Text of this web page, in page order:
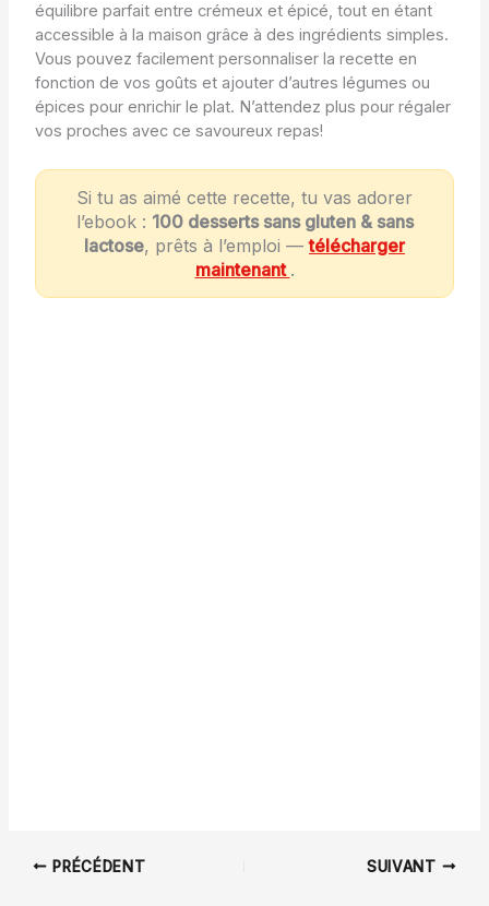
équilibre parfait entre crémeux et épicé, tout en étant
accessible à la maison grâce à des ingrédients simples.
Vous pouvez facilement personnaliser la recette en
fonction de vos goûts et ajouter d’autres légumes ou
épices pour enrichir le plat. N’attendez plus pour régaler
vos proches avec ce savoureux repas!
Si tu as aimé cette recette, tu vas adorer
l’ebook : 100 desserts sans gluten & sans
lactose, prêts à l’emploi —télécharger
maintenant .
PRÉCÉDENT SUIVANT